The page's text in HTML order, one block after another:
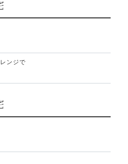
ンジで